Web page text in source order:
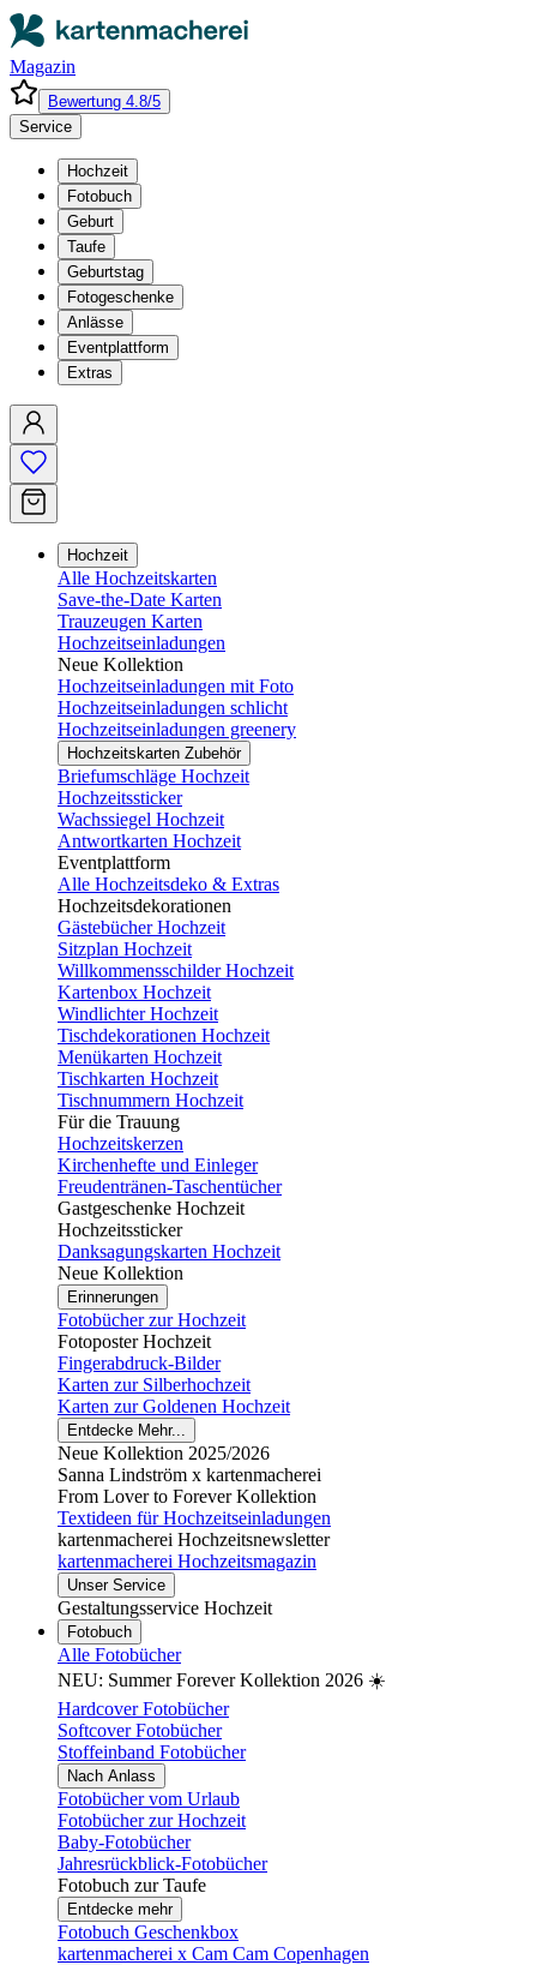
Magazin
Bewertung 4.8/5
Service
Hochzeit
Fotobuch
Geburt
Taufe
Geburtstag
Fotogeschenke
Anlässe
Eventplattform
Extras
Hochzeit
Alle Hochzeitskarten
Save-the-Date Karten
Trauzeugen Karten
Hochzeitseinladungen
Neue Kollektion
Hochzeitseinladungen mit Foto
Hochzeitseinladungen schlicht
Hochzeitseinladungen greenery
Hochzeitskarten Zubehör
Briefumschläge Hochzeit
Hochzeitssticker
Wachssiegel Hochzeit
Antwortkarten Hochzeit
Eventplattform
Alle Hochzeitsdeko & Extras
Hochzeitsdekorationen
Gästebücher Hochzeit
Sitzplan Hochzeit
Willkommensschilder Hochzeit
Kartenbox Hochzeit
Windlichter Hochzeit
Tischdekorationen Hochzeit
Menükarten Hochzeit
Tischkarten Hochzeit
Tischnummern Hochzeit
Für die Trauung
Hochzeitskerzen
Kirchenhefte und Einleger
Freudentränen-Taschentücher
Gastgeschenke Hochzeit
Hochzeitssticker
Danksagungskarten Hochzeit
Neue Kollektion
Erinnerungen
Fotobücher zur Hochzeit
Fotoposter Hochzeit
Fingerabdruck-Bilder
Karten zur Silberhochzeit
Karten zur Goldenen Hochzeit
Entdecke Mehr...
Neue Kollektion 2025/2026
Sanna Lindström x kartenmacherei
From Lover to Forever Kollektion
Textideen für Hochzeitseinladungen
kartenmacherei Hochzeitsnewsletter
kartenmacherei Hochzeitsmagazin
Unser Service
Gestaltungsservice Hochzeit
Fotobuch
Alle Fotobücher
NEU: Summer Forever Kollektion 2026 ☀️
Hardcover Fotobücher
Softcover Fotobücher
Stoffeinband Fotobücher
Nach Anlass
Fotobücher vom Urlaub
Fotobücher zur Hochzeit
Baby-Fotobücher
Jahresrückblick-Fotobücher
Fotobuch zur Taufe
Entdecke mehr
Fotobuch Geschenkbox
kartenmacherei x Cam Cam Copenhagen